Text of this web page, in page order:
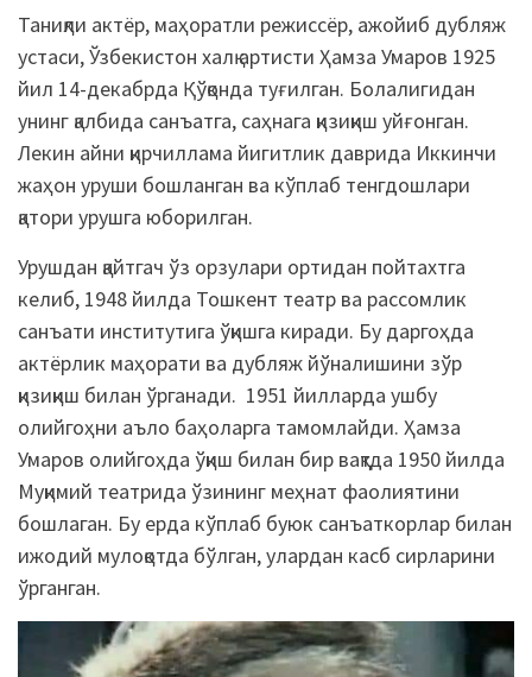
Таниқли актёр, маҳоратли режиссёр, ажойиб дубляж
устаси, Ўзбекистон халқ артисти Ҳамза Умаров 1925
йил 14-декабрда Қўқонда туғилган. Болалигидан
унинг қалбида санъатга, саҳнага қизиқиш уйғонган.
Лекин айни қирчиллама йигитлик даврида Иккинчи
жаҳон уруши бошланган ва кўплаб тенгдошлари
қатори урушга юборилган.
Урушдан қайтгач ўз орзулари ортидан пойтахтга
келиб, 1948 йилда Тошкент театр ва рассомлик
санъати институтига ўқишга киради. Бу даргоҳда
актёрлик маҳорати ва дубляж йўналишини зўр
қизиқиш билан ўрганади. 1951 йилларда ушбу
олийгоҳни аъло баҳоларга тамомлайди. Ҳамза
Умаров олийгоҳда ўқиш билан бир вақтда 1950 йилда
Муқимий театрида ўзининг меҳнат фаолиятини
бошлаган. Бу ерда кўплаб буюк санъаткорлар билан
ижодий мулоқотда бўлган, улардан касб сирларини
ўрганган.